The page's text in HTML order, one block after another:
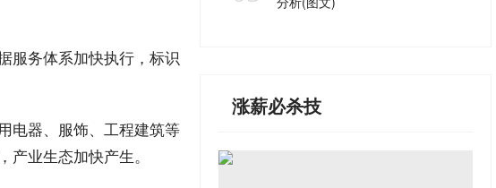
服务体系加快执行，标识
电器、服饰、工程建筑等
业生态加快产生。
涨薪必杀技